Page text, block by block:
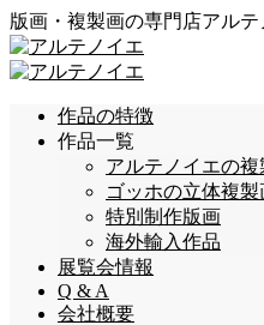
版画・複製画の専門店アルテ
作品の特徴
作品一覧
アルテノイエの複
ゴッホの立体複製
特別制作版画
海外輸入作品
展覧会情報
Q & A
会社概要